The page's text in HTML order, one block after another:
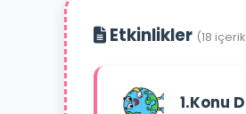
Etkinlikler (18
1.Konu